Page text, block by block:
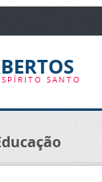
SANTO